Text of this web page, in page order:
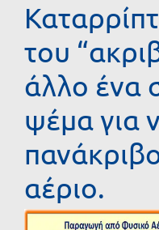
του
άλλο ένα
ψέμα για
αέριο.
Προβολή